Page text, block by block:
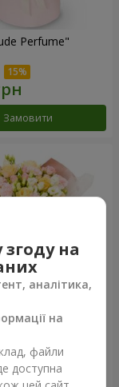
Perfume"
Замовити
ніжності"
на
аналітика,
на
файли
доступна